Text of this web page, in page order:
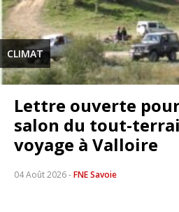
CLIMAT
Lettre ouverte
salon du tout-
voyage à Valloire
04 Août 2026-FNE Savoie